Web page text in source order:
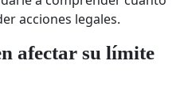
acciones legales.
afectar su límite